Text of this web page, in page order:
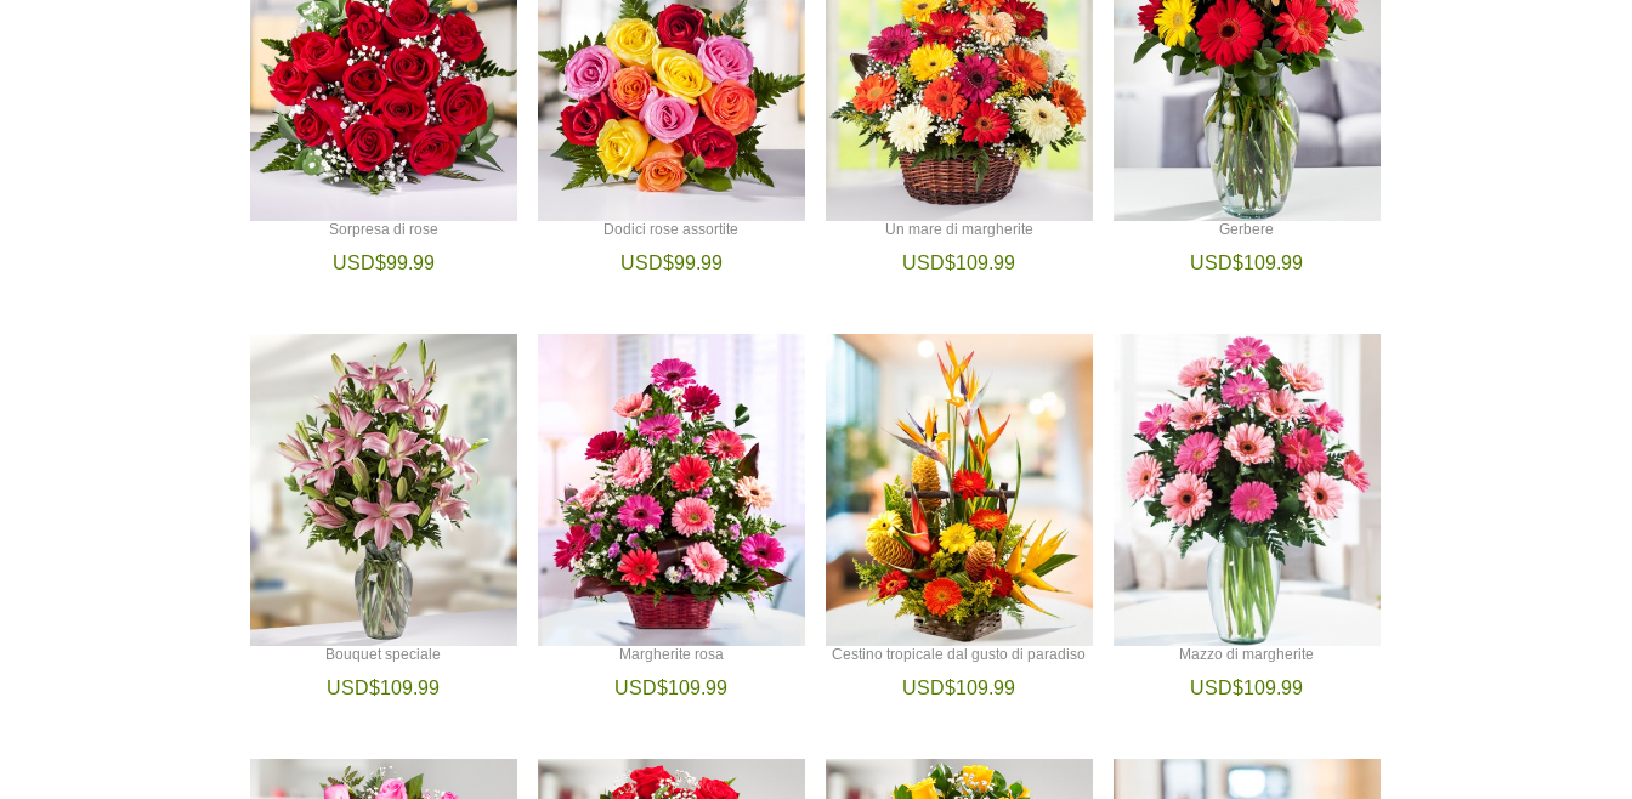
Sorpresa di rose
USD$99.99
Dodici rose assortite
USD$99.99
Un mare di margherite
USD$109.99
Gerbere
USD$109.99
Bouquet speciale
USD$109.99
Margherite rosa
USD$109.99
Cestino tropicale dal gusto di paradiso
USD$109.99
Mazzo di margherite
USD$109.99